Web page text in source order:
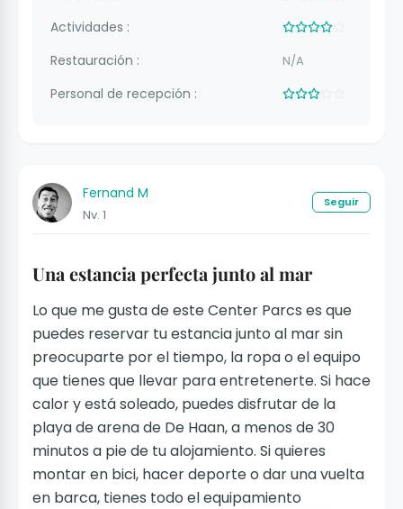
Actividades :
Restauración :
N/A
Personal de recepción :
Fernand M
Nv. 1
Seguir
Una estancia perfecta junto al mar
Lo que me gusta de este Center Parcs es que
puedes reservar tu estancia junto al mar sin
preocuparte por el tiempo, la ropa o el equipo
que tienes que llevar para entretenerte. Si hace
calor y está soleado, puedes disfrutar de la
playa de arena de De Haan, a menos de 30
minutos a pie de tu alojamiento. Si quieres
montar en bici, hacer deporte o dar una vuelta
en barca, tienes todo el equipamiento